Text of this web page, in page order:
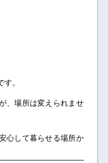
。
、場所は変えられませ
心して暮らせる場所か